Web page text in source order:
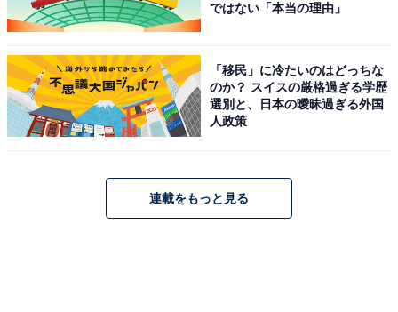
稿。また、その人柄の良さにも定評があります。
選んだ理由に「子供と安心してみられるから」「ヒカキ
ンさんの動画は見る人をワクワクさせてくれるので」
「日本でトップの人気だし、安定した面白さがあるか
ではない「本当の理由」
「移民」に冷たいのはどっちな
のか？ スイスの厳格過ぎる学歴
選別と、日本の曖昧過ぎる外国
人政策
連載をもっと見る